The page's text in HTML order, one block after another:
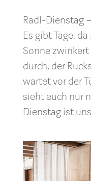
Radl-Dienstag
Es gibt Tage,
Sonne
durch, der
wartet vor der
sieht euch nur
Dienstag ist